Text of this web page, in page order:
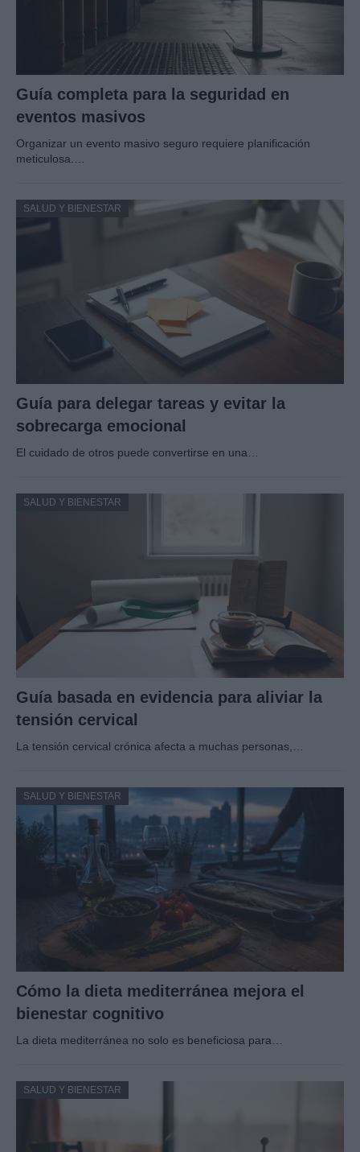
Guía completa para la seguridad en
eventos masivos
Organizar un evento masivo seguro requiere planificación
meticulosa.…
SALUD Y BIENESTAR
Guía para delegar tareas y evitar la
sobrecarga emocional
El cuidado de otros puede convertirse en una…
SALUD Y BIENESTAR
Guía basada en evidencia para aliviar la
tensión cervical
La tensión cervical crónica afecta a muchas personas,…
SALUD Y BIENESTAR
Cómo la dieta mediterránea mejora el
bienestar cognitivo
La dieta mediterránea no solo es beneficiosa para…
SALUD Y BIENESTAR